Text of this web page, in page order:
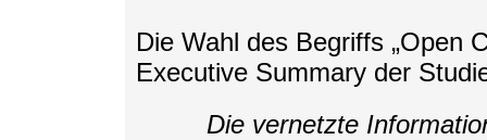
Die Wahl des Begriffs „Open
Executive Summary der
Die vernetzte